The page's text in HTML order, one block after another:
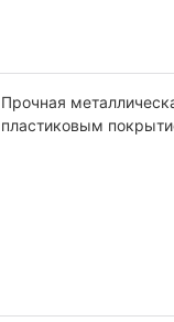
Прочная
пластиковым